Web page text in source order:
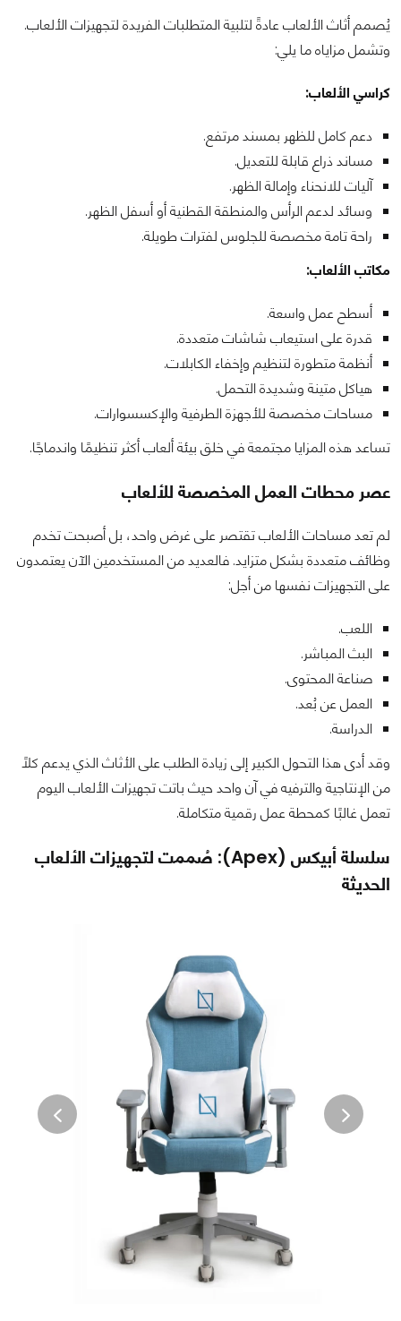
يُصمم أثاث الألعاب عادةً لتلبية المتطلبات الفريدة لتجهيزات الألعاب.
وتشمل مزاياه ما يلي:
كراسي الألعاب:
دعم كامل للظهر بمسند مرتفع.
مساند ذراع قابلة للتعديل.
آليات للانحناء وإمالة الظهر.
وسائد لدعم الرأس والمنطقة القطنية أو أسفل الظهر.
راحة تامة مخصصة للجلوس لفترات طويلة.
مكاتب الألعاب:
أسطح عمل واسعة.
قدرة على استيعاب شاشات متعددة.
أنظمة متطورة لتنظيم وإخفاء الكابلات.
هياكل متينة وشديدة التحمل.
مساحات مخصصة للأجهزة الطرفية والإكسسوارات.
تساعد هذه المزايا مجتمعة في خلق بيئة ألعاب أكثر تنظيمًا واندماجًا.
عصر محطات العمل المخصصة للألعاب
لم تعد مساحات الألعاب تقتصر على غرض واحد، بل أصبحت تخدم
وظائف متعددة بشكل متزايد. فالعديد من المستخدمين الآن يعتمدون
على التجهيزات نفسها من أجل:
اللعب.
البث المباشر.
صناعة المحتوى.
العمل عن بُعد.
الدراسة.
وقد أدى هذا التحول الكبير إلى زيادة الطلب على الأثاث الذي يدعم كلاً
من الإنتاجية والترفيه في آن واحد حيث باتت تجهيزات الألعاب اليوم
تعمل غالبًا كمحطة عمل رقمية متكاملة.
سلسلة أبيكس (Apex): صُممت لتجهيزات الألعاب
الحديثة